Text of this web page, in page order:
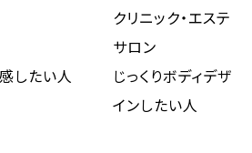
クリニック・エステ
サロン
したい人
じっくりボディデザ
インしたい人